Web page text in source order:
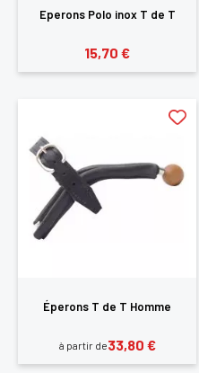
Eperons Polo inox T de T
15,70 €
Éperons T de T Homme
à partir de33,80 €